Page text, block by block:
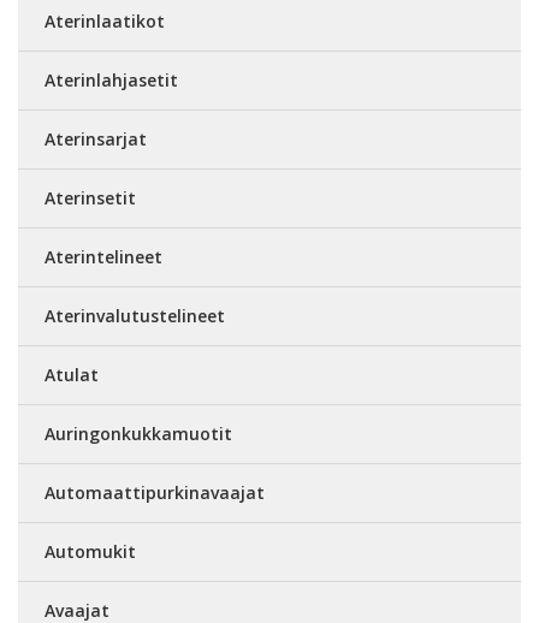
Aterinlaatikot
Aterinlahjasetit
Aterinsarjat
Aterinsetit
Aterintelineet
Aterinvalutustelineet
Atulat
Auringonkukkamuotit
Automaattipurkinavaajat
Automukit
Avaajat